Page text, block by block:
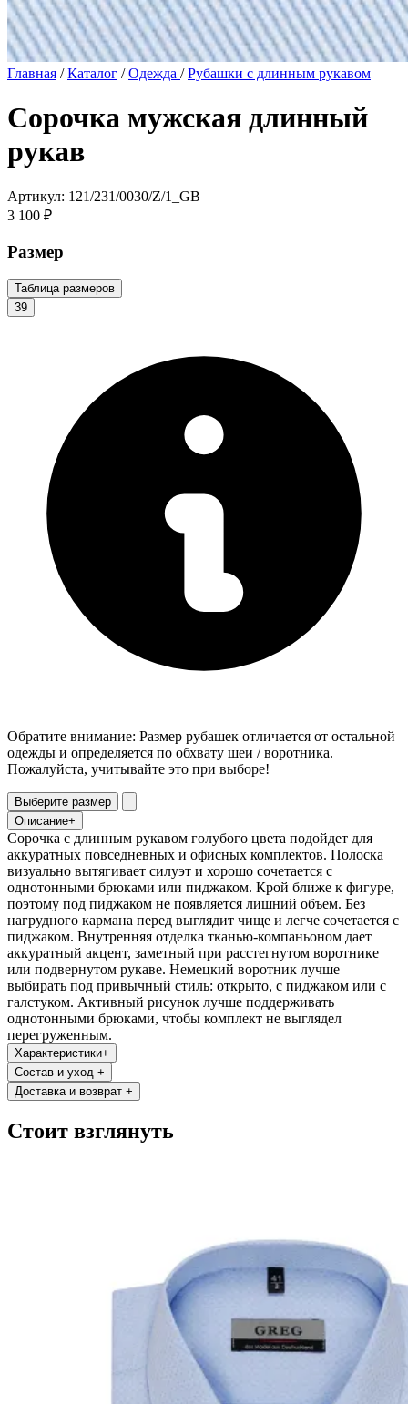
Главная / Каталог / Одежда / Рубашки с длинным рукавом
Сорочка мужская длинный
рукав
Артикул: 121/231/0030/Z/1_GB
3 100 ₽
Размер
Таблица размеров
39
Обратите внимание: Размер рубашек отличается от остальной
одежды и определяется по обхвату шеи / воротника.
Пожалуйста, учитывайте это при выборе!
Выберите размер
Описание+
Сорочка с длинным рукавом голубого цвета подойдет для
аккуратных повседневных и офисных комплектов. Полоска
визуально вытягивает силуэт и хорошо сочетается с
однотонными брюками или пиджаком. Крой ближе к фигуре,
поэтому под пиджаком не появляется лишний объем. Без
нагрудного кармана перед выглядит чище и легче сочетается с
пиджаком. Внутренняя отделка тканью-компаньоном дает
аккуратный акцент, заметный при расстегнутом воротнике
или подвернутом рукаве. Немецкий воротник лучше
выбирать под привычный стиль: открыто, с пиджаком или с
галстуком. Активный рисунок лучше поддерживать
однотонными брюками, чтобы комплект не выглядел
перегруженным.
Характеристики+
Состав и уход +
Доставка и возврат +
Стоит взглянуть